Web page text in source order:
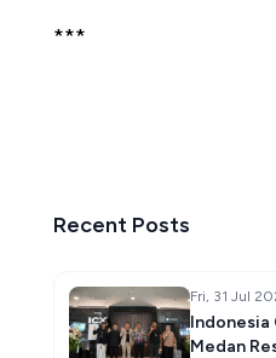
***
Recent Posts
Fri, 31 Jul
Indonesia
Medan